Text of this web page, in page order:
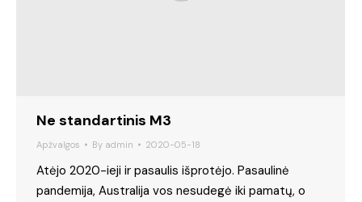
Ne standartinis M3
Apžvalgos By admin 2020-05-18
Atėjo 2020-ieji ir pasaulis išprotėjo. Pasaulinė
pandemija, Australija vos nesudegė iki pamatų, o